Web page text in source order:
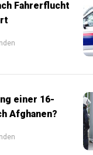
Fahrerflucht
einer 16-
Afghanen?